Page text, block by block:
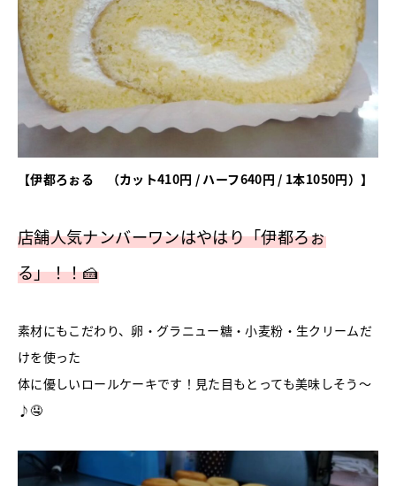
【伊都ろぉる （カット410円 / ハーフ640円 / 1本1050円）】
店舗人気ナンバーワンはやはり「伊都ろぉ
る」！！🍰
素材にもこだわり、卵・グラニュー糖・小麦粉・生クリームだ
けを使った
体に優しいロールケーキです！見た目もとっても美味しそう～
♪🤤